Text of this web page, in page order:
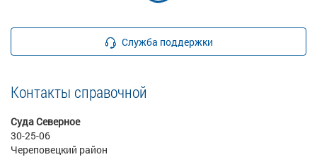
Служба поддержки
Контакты справочной
Суда Северное
30-25-06
Череповецкий район